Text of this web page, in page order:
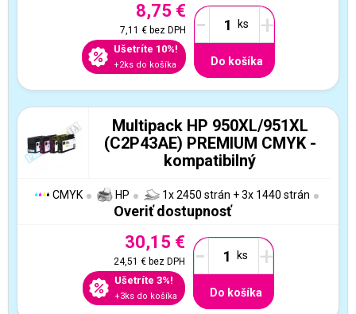
8,75 €
7,11 €bez DPH
Ušetríte 10%!
+2ks do košíka
- +
Do košíka
Multipack HP 950XL/951XL
(C2P43AE) PREMIUM CMYK -
kompatibilný
CMYK HP 1x 2450 strán + 3x 1440 strán
Overiť dostupnosť
30,15 €
24,51 €bez DPH
Ušetríte 3%!
+3ks do košíka
- +
Do košíka